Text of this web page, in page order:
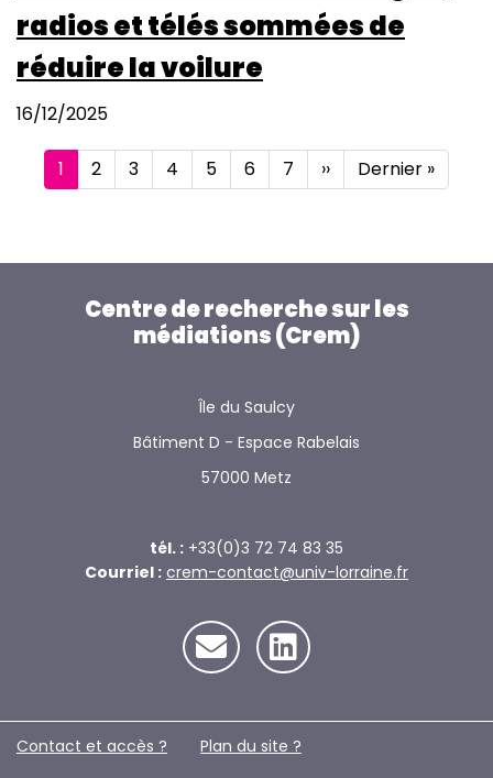
radios et télés sommées de
réduire la voilure
16/12/2025
Pagination
Page
courante
1 Page
2 Page
3 Page
4 Page
5 Page
6 Page
7
Page
suivante
››
Dernière
page
Dernier »
Centre de recherche sur les
médiations (Crem)
Île du Saulcy
Bâtiment D - Espace Rabelais
57000 Metz
tél. : +33(0)3 72 74 83 35
Courriel : crem-contact@univ-lorraine.fr
Contact et accès ? Plan du site ?️